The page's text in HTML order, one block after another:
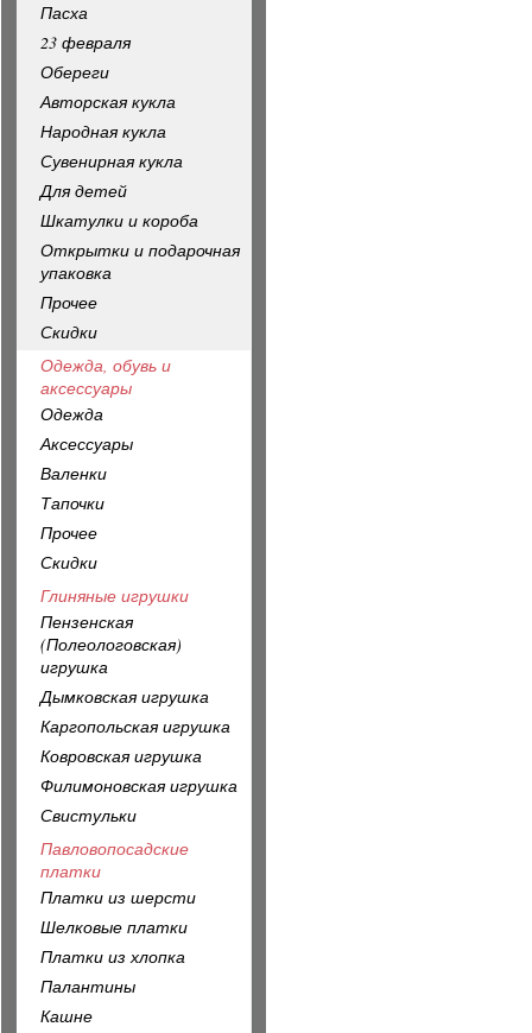
Пасха
23 февраля
Обереги
Авторская кукла
Народная кукла
Сувенирная кукла
Для детей
Шкатулки и короба
Открытки и подарочная
упаковка
Прочее
Скидки
Одежда, обувь и
аксессуары
Одежда
Аксессуары
Валенки
Тапочки
Прочее
Скидки
Глиняные игрушки
Пензенская
(Полеологовская)
игрушка
Дымковская игрушка
Каргопольская игрушка
Ковровская игрушка
Филимоновская игрушка
Свистульки
Павловопосадские
платки
Платки из шерсти
Шелковые платки
Платки из хлопка
Палантины
Кашне